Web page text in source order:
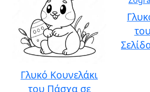
Γλυκό Κουνελάκι
του Πάσχα σε